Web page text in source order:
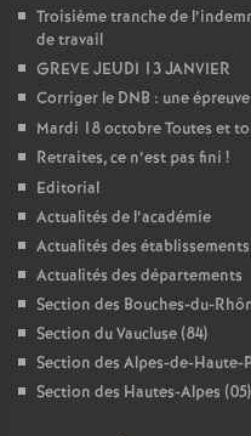
Troisième tranche de
de travail
GREVE JEUDI 13 JANVIER
Corriger le DNB : une épreuve
Mardi 18 octobre Toutes et
Retraites, ce n’est pas fini !
Editorial
Actualités de l’académie
Actualités des établissements
Actualités des départements
Section des Bouches-du-
Section du Vaucluse (84)
Section des Alpes-de-Haute-
Section des Hautes-Alpes (05)